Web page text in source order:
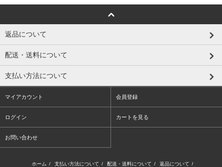
返品について
配送・送料について
支払い方法について
マイアカウント 会員登録
ログイン カートを見る
お問い合わせ
ホーム / 支払い方法について / 配送・送料について / 返品について /